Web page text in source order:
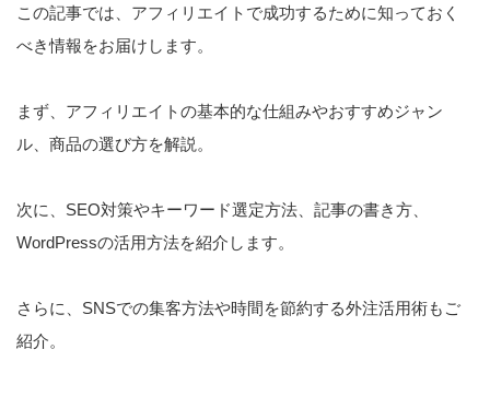
この記事では、アフィリエイトで成功するために知っておく
べき情報をお届けします。
まず、アフィリエイトの基本的な仕組みやおすすめジャン
ル、商品の選び方を解説。
次に、SEO対策やキーワード選定方法、記事の書き方、
WordPressの活用方法を紹介します。
さらに、SNSでの集客方法や時間を節約する外注活用術もご
紹介。